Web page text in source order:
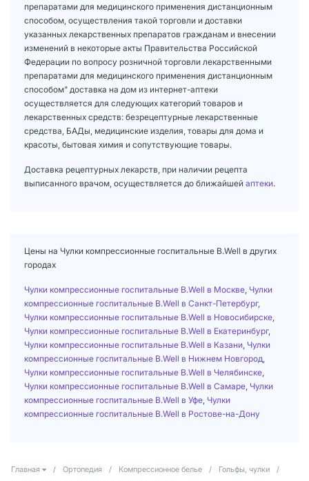
препаратами для медицинского применения дистанционным
способом, осуществления такой торговли и доставки
указанных лекарственных препаратов гражданам и внесении
изменений в некоторые акты Правительства Российской
Федерации по вопросу розничной торговли лекарственными
препаратами для медицинского применения дистанционным
способом" доставка на дом из интернет-аптеки
осуществляется для следующих категорий товаров и
лекарственных средств: безрецептурные лекарственные
средства, БАДы, медицинские изделия, товары для дома и
красоты, бытовая химия и сопутствующие товары.
Доставка рецептурных лекарств, при наличии рецепта
выписанного врачом, осуществляется до ближайшей аптеки.
Цены на Чулки компрессионные госпитальные B.Well в других
городах
Чулки компрессионные госпитальные B.Well в Москве Чулки
компрессионные госпитальные B.Well в Санкт-Петербург,
Чулки компрессионные госпитальные B.Well в Новосибирске
Чулки компрессионные госпитальные B.Well в Екатеринбург,
Чулки компрессионные госпитальные B.Well в Казани Чулки
компрессионные госпитальные B.Well в Нижнем Новгород
Чулки компрессионные госпитальные B.Well в Челябинске
Чулки компрессионные госпитальные B.Well в Самаре Чулки
компрессионные госпитальные B.Well в Уфе Чулки
компрессионные госпитальные B.Well в Ростове-на-Дону
Главная / Ортопедия / Компрессионное белье / Гольфы, чулки
/